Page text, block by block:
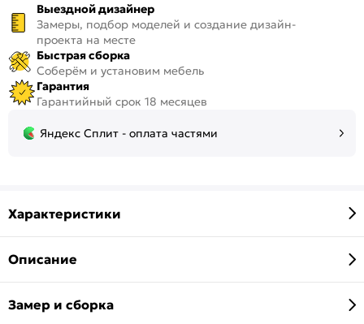
Выездной дизайнер
Замеры, подбор моделей и создание дизайн-
проекта на месте
Быстрая сборка
Соберём и установим мебель
Гарантия
Гарантийный срок 18 месяцев
Яндекс Сплит - оплата частями
Характеристики
Описание
Замер и сборка